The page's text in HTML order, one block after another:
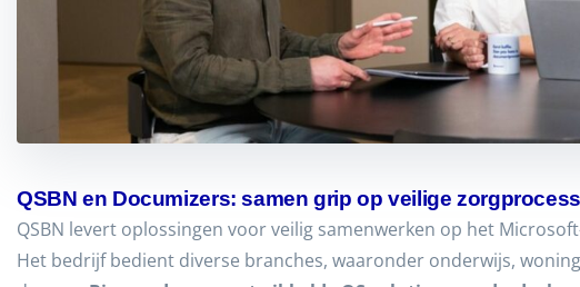
QSBN en Documizers: samen grip op veilige
QSBN levert oplossingen voor veilig samenwerken op het
Het bedrijf bedient diverse branches, waaronder onderwijs,